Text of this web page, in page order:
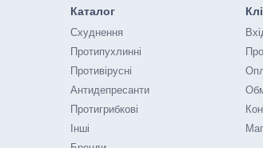
Каталог
Схуднення
Протипухлинні
Противірусні
Антидепресанти
Протигрибкові
Інші